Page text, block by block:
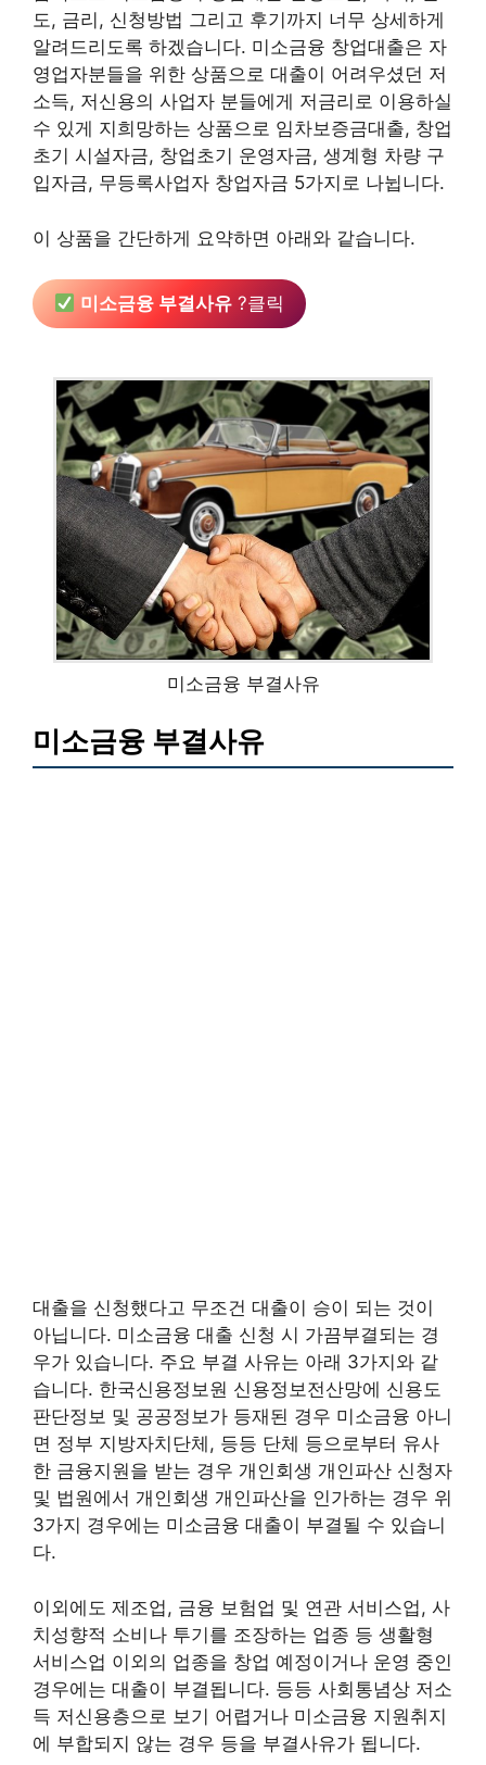
도, 금리, 신청방법 그리고 후기까지 너무 상세하게
알려드리도록 하겠습니다. 미소금융 창업대출은 자
영업자분들을 위한 상품으로 대출이 어려우셨던 저
소득, 저신용의 사업자 분들에게 저금리로 이용하실
수 있게 지희망하는 상품으로 임차보증금대출, 창업
초기 시설자금, 창업초기 운영자금, 생계형 차량 구
입자금, 무등록사업자 창업자금 5가지로 나뉩니다.
이 상품을 간단하게 요약하면 아래와 같습니다.
미소금융 부결사유 ?클릭
미소금융 부결사유
미소금융 부결사유
대출을 신청했다고 무조건 대출이 승이 되는 것이
아닙니다. 미소금융 대출 신청 시 가끔부결되는 경
우가 있습니다. 주요 부결 사유는 아래 3가지와 같
습니다. 한국신용정보원 신용정보전산망에 신용도
판단정보 및 공공정보가 등재된 경우 미소금융 아니
면 정부 지방자치단체, 등등 단체 등으로부터 유사
한 금융지원을 받는 경우 개인회생 개인파산 신청자
및 법원에서 개인회생 개인파산을 인가하는 경우 위
3가지 경우에는 미소금융 대출이 부결될 수 있습니
다.
이외에도 제조업, 금융 보험업 및 연관 서비스업, 사
치성향적 소비나 투기를 조장하는 업종 등 생활형
서비스업 이외의 업종을 창업 예정이거나 운영 중인
경우에는 대출이 부결됩니다. 등등 사회통념상 저소
득 저신용층으로 보기 어렵거나 미소금융 지원취지
에 부합되지 않는 경우 등을 부결사유가 됩니다.